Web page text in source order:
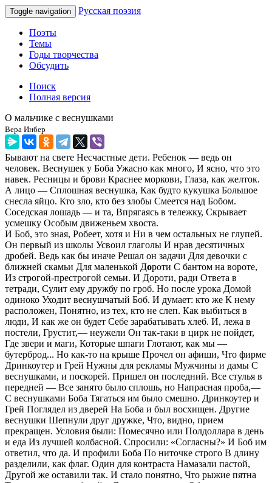
Toggle navigation Русская поэзия
Поэты
Темы
Годы творчества
Обсудить
Поиск
Полная версия
О мальчике с веснушками
Вера Инбер
Бывают на свете Несчастные дети. Ребенок — ведь он
человек. Веснушек у Боба Ужасно как много, И ясно, что это
навек. Ресницы и брови Краснее моркови, Глаза, как желток.
А лицо — Сплошная веснушка, Как будто кукушка Большое
снесла яйцо. Кто зло, кто без злобы Смеется над Бобом.
Соседская лошадь — и та, Впрягаясь в тележку, Скрывает
усмешку Особым движеньем хвоста.
И Боб, это зная, Робеет, хотя и Ни в чем остальных не глупей.
Он первый из школы Усвоил глаголы И нрав десятичных
дробей. Ведь как бы иначе Решал он задачи Для девочки с
ближней скамьи Для маленькой Дороти С бантом на вороте,
Из строгой-престрогой семьи. И Дороти, ради Ответа в
тетради, Сулит ему дружбу по гроб. Но после урока Домой
одиноко Уходит веснушчатый Боб. И думает: кто же К нему
расположен, Понятно, из тех, кто не слеп. Как выбиться в
люди, И как же он будет Себе зарабатывать хлеб. И, лежа в
постели, Грустит,— неужели Он так-таки в цирк не пойдет,
Где звери и маги, Которые шпаги Глотают, как мы —
бутерброд... Но как-то на крыше Прочел он афиши, Что фирме
Дринкоутер и Грей Нужны для рекламы Мужчины и дамы С
веснушками, и поскорей. Пришел он последний. Все стулья в
передней — Все занято было сплошь, но Напрасная проба,—
С веснушками Боба Тягаться им было смешно. Дринкоутер и
Грей Поглядел из дверей На Боба и был восхищен. Другие
веснушки Шепнули друг дружке, Что, видно, прием
прекращен. Условия были: Помесячно или Полдоллара в день
и еда Из лучшей колбасной. Спросили: «Согласны?» И Боб им
ответил, что да. И профили Боба По ниточке строго В длину
разделили, как флаг. Один для контраста Намазали пастой,
Другой же оставили так. И стало понятно, Что рыжие пятна